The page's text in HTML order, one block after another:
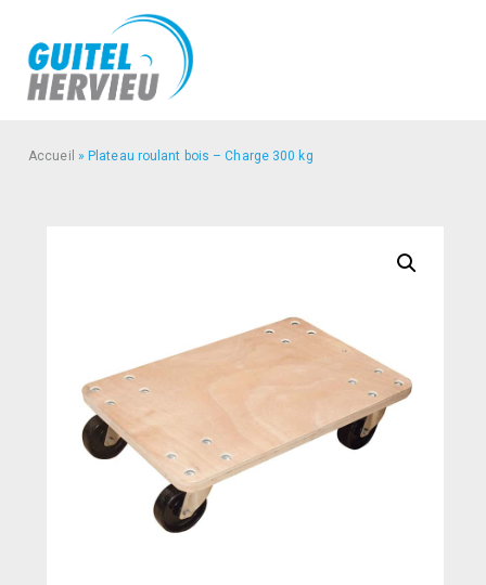
Accueil » Plateau roulant bois – Charge 300 kg